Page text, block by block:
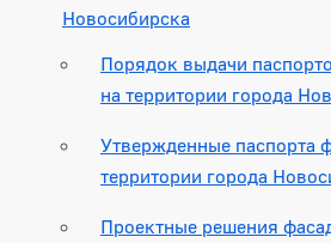
Новосибирска
Порядок выдачи
на территории города
Утвержденные паспорта
территории города
Проектные решения